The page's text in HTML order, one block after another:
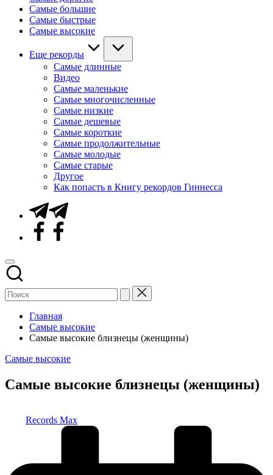
Самые большие
Самые быстрые
Самые высокие
Еще рекорды
Самые длинные
Видео
Самые маленькие
Самые многочисленные
Самые низкие
Самые дешевые
Самые короткие
Самые продолжительные
Самые молодые
Самые старые
Другое
Как попасть в Книгу рекордов Гиннесса
Telegram
Facebook
Главная
Самые высокие
Самые высокие близнецы (женщины)
Опубликовано
Самые высокие
Самые высокие близнецы (женщины)
Records Max